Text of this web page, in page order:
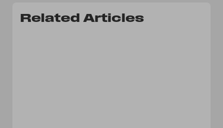
Related Articles